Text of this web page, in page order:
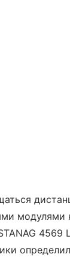
модулями
4569
определил